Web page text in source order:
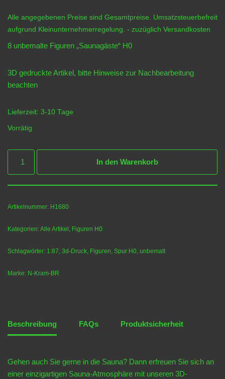
Alle angegebenen Preise sind Gesamtpreise. Umsatzsteuerbefreit
aufgrund Kleinunternehmerregelung. - zuzüglich Versandkosten
8 unbemalte Figuren „Saunagäste“ H0
3D gedruckte Artikel, bitte Hinweise zur Nachbearbeitung
beachten
Lieferzeit: 3-10 Tage
Vorrätig
In den Warenkorb
Artikelnummer: H1680
Kategorien:Alle Artikel Figuren H0
Schlagwörter: 1:87 3d-Druck Figuren Spur H0 unbemalt
Marke: N-Kram-BR
Beschreibung FAQs Produktsicherheit
Gehen auch Sie gerne in die Sauna? Dann erfreuen Sie sich an
einer einzigartigen Sauna-Atmosphäre mit unseren 3D-